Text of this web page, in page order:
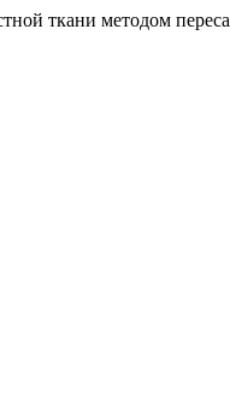
ткани методом